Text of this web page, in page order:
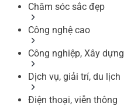
Chăm sóc sắc đẹp
Công nghệ cao
Công nghiệp, Xây dựng
Dịch vụ, giải trí, du lịch
Điện thoại, viễn thông